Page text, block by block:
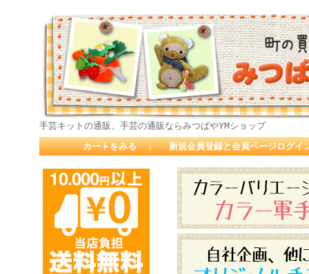
手芸キットの通販、手芸の通販ならみつばやYMショップ
カートをみる ｜ 新規会員登録と会員ページログイ